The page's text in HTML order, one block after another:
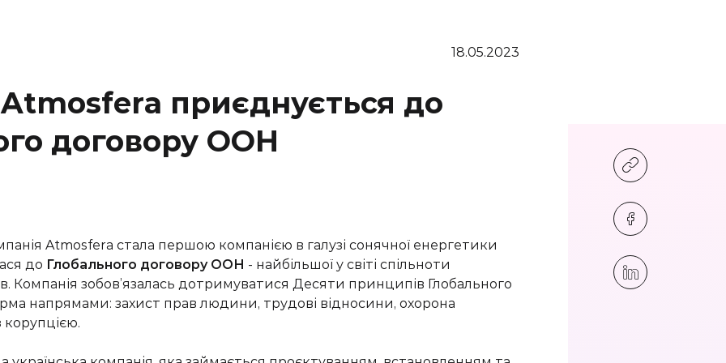
18.05.2023
приєднується до
договору ООН
Atmosfera стала першою компанією в галузі сонячної енергетики
до Глобального договору ООН - найбільшої у світі спільноти
Компанія зобов’язалась дотримуватися Десяти принципів Глобального
напрямами: захист прав людини, трудові відносини, охорона
корупцією.